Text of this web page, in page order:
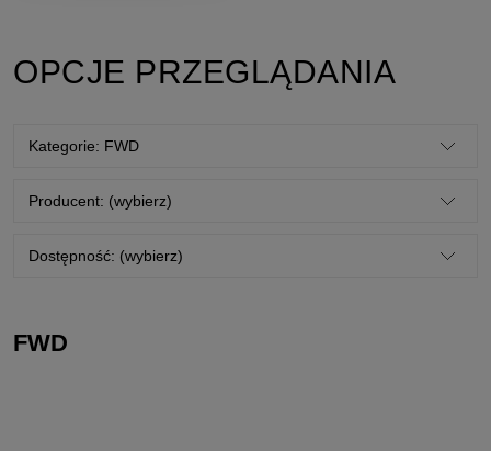
OPCJE PRZEGLĄDANIA
Kategorie: FWD
Producent: (wybierz)
Dostępność: (wybierz)
FWD